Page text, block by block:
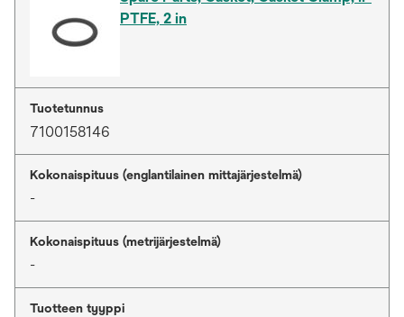
PTFE, 2 in
Tuotetunnus
7100158146
Kokonaispituus (englantilainen mittajärjestelmä)
-
Kokonaispituus (metrijärjestelmä)
-
Tuotteen tyyppi